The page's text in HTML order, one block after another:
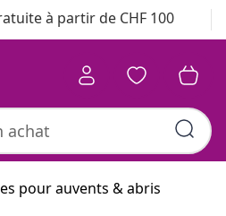
à partir de CHF 100
pour auvents & abris